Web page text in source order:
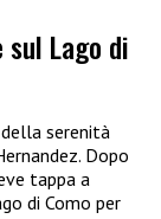
sul Lago di
della serenità
Dopo
tappa a
di Como per